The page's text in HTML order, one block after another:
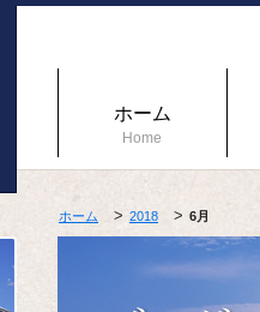
ホーム
Home
ホーム 2018 6月